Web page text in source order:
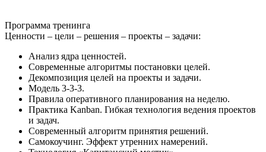
Программа тренинга
Ценности – цели – решения – проекты – задачи:
Анализ ядра ценностей.
Современные алгоритмы постановки целей.
Декомпозиция целей на проекты и задачи.
Модель 3-3-3.
Правила оперативного планирования на неделю.
Практика Kanban. Гибкая технология ведения проектов
и задач.
Современный алгоритм принятия решений.
Самокоучинг. Эффект утренних намерений.